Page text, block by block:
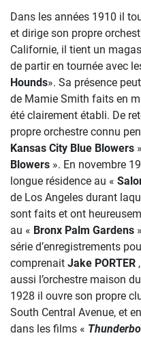
Dans les années 1910 il
et dirige son propre
Californie, il tient un
de partir en tournée avec
Hounds». Sa présence
de Mamie Smith faits en
été clairement établi. De
propre orchestre connu
Kansas City Blue Blowers
Blowers ». En novembre
longue résidence au «
de Los Angeles durant
sont faits et ont
au « Bronx Palm Gardens
série d’enregistrements
comprenait Jake PORTER ,
aussi l’orchestre maison
1928 il ouvre son propre
South Central Avenue, et
dans les films «